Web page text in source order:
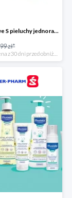
Bamboolove S pieluchy jednorazowe
zł*